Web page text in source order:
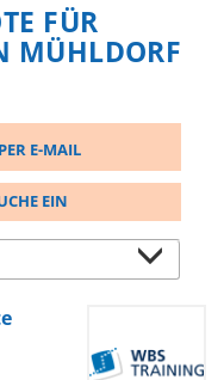
FÜR
MÜHLDORF
E-MAIL
EIN